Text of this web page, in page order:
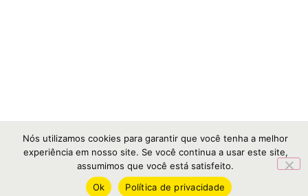
Nós utilizamos cookies para garantir que você tenha a melhor
experiência em nosso site. Se você continua a usar este site,
assumimos que você está satisfeito.
Ok
Política de privacidade